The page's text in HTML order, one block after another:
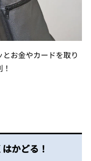
お金やカードを取り
かどる！